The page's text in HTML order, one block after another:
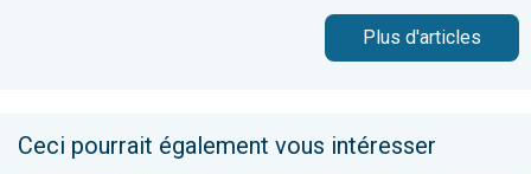
Plus d'articles
Ceci pourrait également vous intéresser